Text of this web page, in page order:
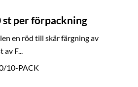
st per förpackning
en röd till skär färgning av
av F...
10-PACK